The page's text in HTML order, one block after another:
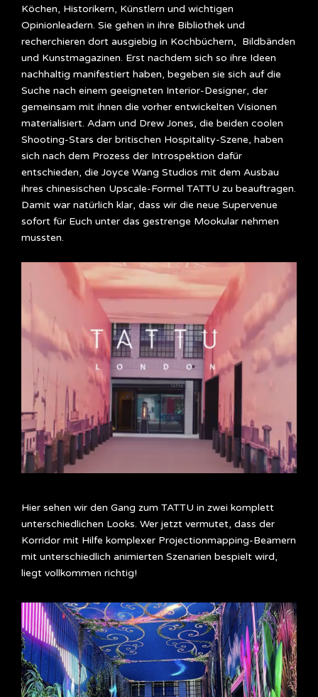
Köchen, Historikern, Künstlern und wichtigen
Opinionleadern. Sie gehen in ihre Bibliothek und
recherchieren dort ausgiebig in Kochbüchern, Bildbänden
und Kunstmagazinen. Erst nachdem sich so ihre Ideen
nachhaltig manifestiert haben, begeben sie sich auf die
Suche nach einem geeigneten Interior-Designer, der
gemeinsam mit ihnen die vorher entwickelten Visionen
materialisiert. Adam und Drew Jones, die beiden coolen
Shooting-Stars der britischen Hospitality-Szene, haben
sich nach dem Prozess der Introspektion dafür
entschieden, die Joyce Wang Studios mit dem Ausbau
ihres chinesischen Upscale-Formel TATTU zu beauftragen.
Damit war natürlich klar, dass wir die neue Supervenue
sofort für Euch unter das gestrenge Mookular nehmen
mussten.
Hier sehen wir den Gang zum TATTU in zwei komplett
unterschiedlichen Looks. Wer jetzt vermutet, dass der
Korridor mit Hilfe komplexer Projectionmapping-Beamern
mit unterschiedlich animierten Szenarien bespielt wird,
liegt vollkommen richtig!